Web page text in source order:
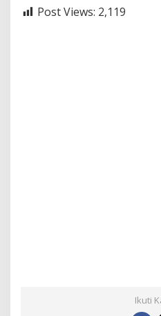
Post Views: 2,119
Ikuti